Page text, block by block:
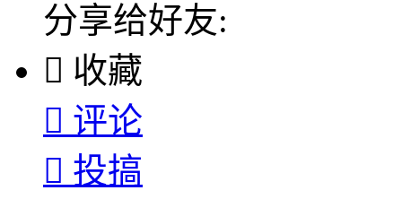
分享给好友:
 收藏
 评论
 投搞